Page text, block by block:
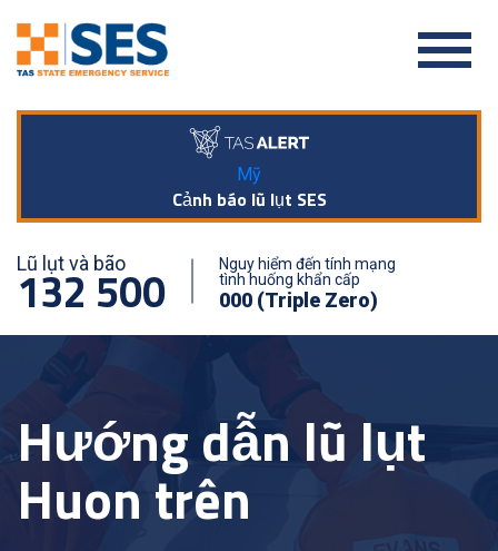
Mỹ
Cảnh báo lũ lụt SES
Lũ lụt và bão
132 500
Nguy hiểm đến tính mạng
tình huống khẩn cấp
000 (Triple Zero)
Hướng dẫn lũ lụt
Huon trên